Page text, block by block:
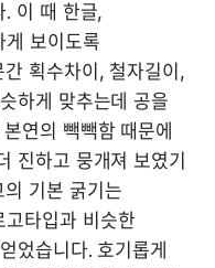
. 이 때 한글,
게 보이도록
획수차이, 철자길이,
하게 맞추는데 공을
연의 빽빽함 때문에
진하고 뭉개져 보였기
의 기본 굵기는
고타입과 비슷한
었습니다. 호기롭게